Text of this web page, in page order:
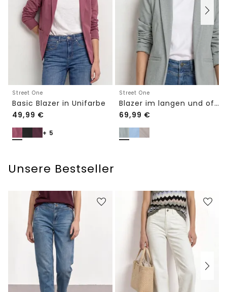
Street One
Basic Blazer in Unifarbe
49,99 €
+ 5
Street One
Blazer im langen und offenen Schnitt
69,99 €
Unsere Bestseller